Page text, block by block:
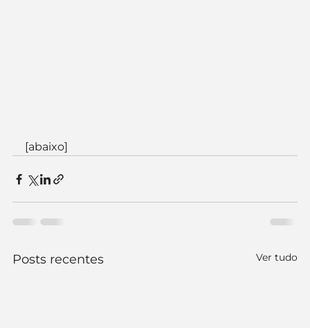
[abaixo]
Posts recentes Ver tudo